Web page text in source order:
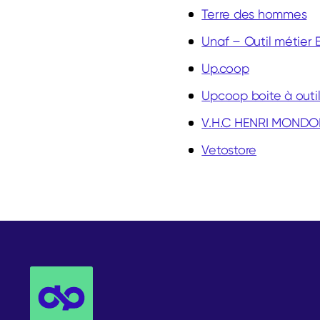
Terre des hommes
Unaf – Outil métier
Up.coop
Upcoop boite à
V.H.C HENRI
Vetostore